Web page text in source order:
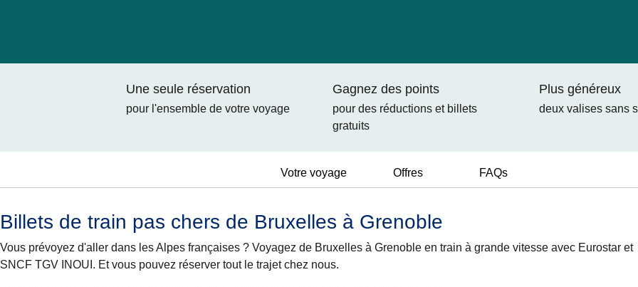
Une seule réservation
pour l'ensemble de votre voyage
Gagnez des points
pour des réductions et billets
gratuits
Plus généreux
deux valises sans
Votre voyage Offres FAQs
Billets de train pas chers de Bruxelles à Grenoble
Vous prévoyez d'aller dans les Alpes françaises ? Voyagez de Bruxelles à Grenoble en train à grande vitesse avec Eurostar et
SNCF TGV INOUI. Et vous pouvez réserver tout le trajet chez nous.